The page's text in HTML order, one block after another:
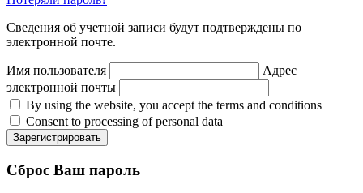
Сведения об учетной записи будут подтверждены по
электронной почте.
Имя пользователя
Адрес
электронной почты
By using the website, you accept the terms and conditions
Consent to processing of personal data
Зарегистрировать
Сброс Ваш пароль